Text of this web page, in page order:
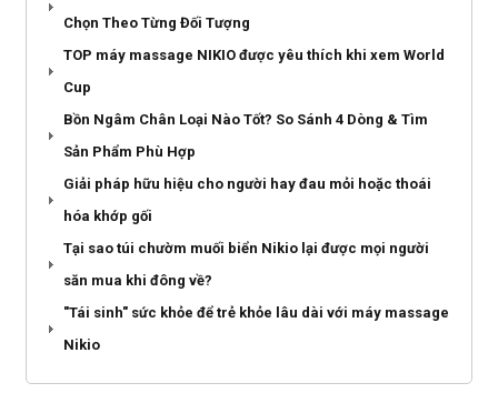
Chọn Theo Từng Đối Tượng
TOP máy massage NIKIO được yêu thích khi xem World
Cup
Bồn Ngâm Chân Loại Nào Tốt? So Sánh 4 Dòng & Tìm
Sản Phẩm Phù Hợp
Giải pháp hữu hiệu cho người hay đau mỏi hoặc thoái
hóa khớp gối
Tại sao túi chườm muối biển Nikio lại được mọi người
săn mua khi đông về?
"Tái sinh" sức khỏe để trẻ khỏe lâu dài với máy massage
Nikio